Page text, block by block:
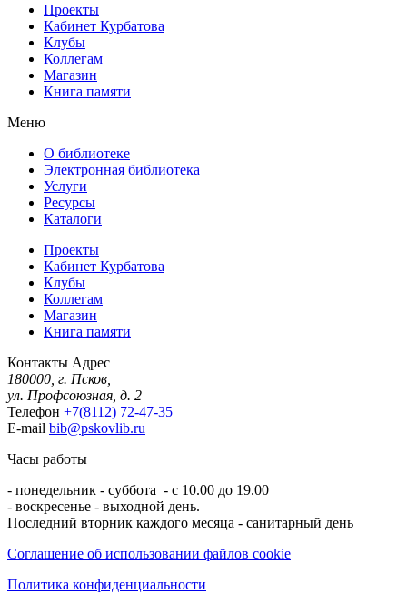
Проекты
Кабинет Курбатова
Клубы
Коллегам
Магазин
Книга памяти
Меню
О библиотеке
Электронная библиотека
Услуги
Ресурсы
Каталоги
Проекты
Кабинет Курбатова
Клубы
Коллегам
Магазин
Книга памяти
Контакты Адрес
180000, г. Псков,
ул. Профсоюзная, д. 2
Телефон +7(8112) 72-47-35
E-mail bib@pskovlib.ru
Часы работы
- понедельник - суббота - с 10.00 до 19.00
- воскресенье - выходной день.
Последний вторник каждого месяца - санитарный день
Соглашение об использовании файлов cookie
Политика конфиденциальности